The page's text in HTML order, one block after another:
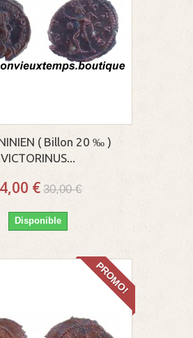
( Billon 20 ‰ )
VICTORINUS...
€ 30,00 €
Disponible
PROMO!